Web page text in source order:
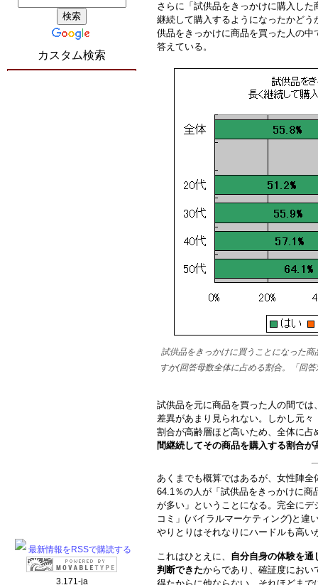
さらに「試供品をきっかけに購入し
継続して購入するようになったかど
供品をきっかけに商品を買った人の
答えている。
試供品をきっかけに買うことになった
すか(回答母数全体に占める割合。「回
試供品を元に商品を買った人の間で
差異があまり見られない。しかし元
割合が高齢層ほど高いため、全体に占
間継続してその商品を購入する割合が
あくまでも概算ではあるが、女性陣
64.1％の人が「試供品をきっかけに
が多い」ということになる。完全に
コミ」(バイラルマーケティング)と違
やりとりはそれなりにハードルも高
これはひとえに、 自分自身の体験を通
判断できたからであり、確証度におい
カスタム検索
最新情報をRSSで購読する
3.171-ja